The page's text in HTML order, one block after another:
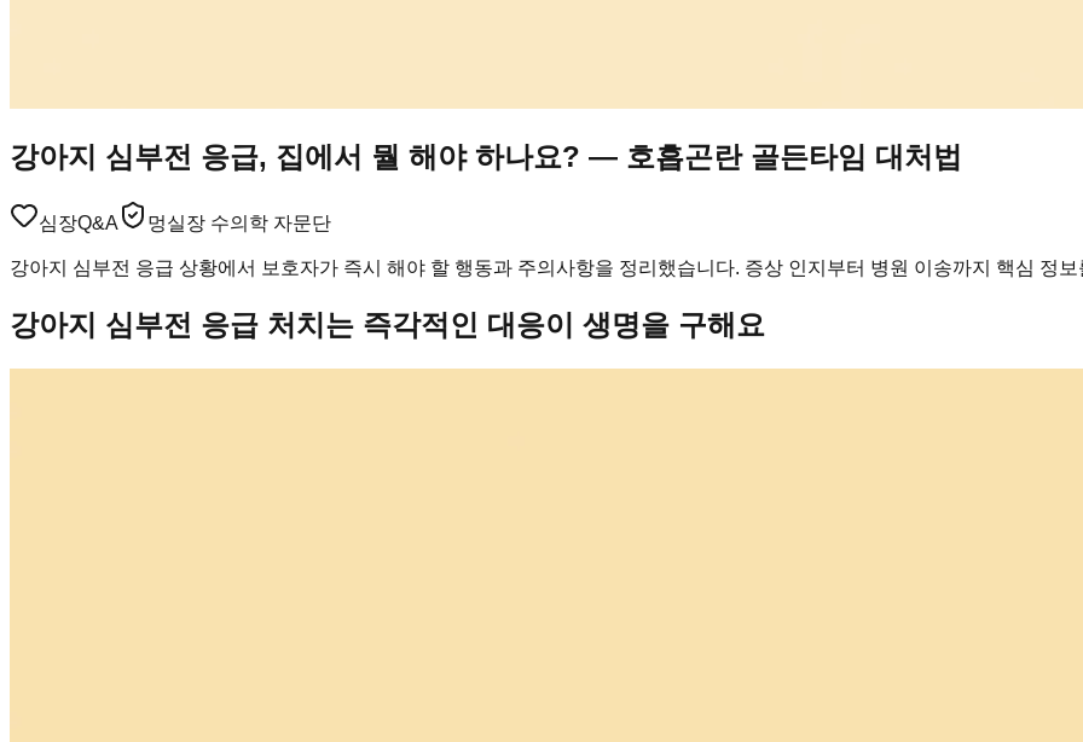
강아지 심부전 응급, 집에서 뭘 해야 하나요? — 호흡곤란 골든타임 대처법
심장Q&A 멍실장 수의학 자문단
강아지 심부전 응급 상황에서 보호자가 즉시 해야 할 행동과 주의사항을 정리했습니다. 증상 인지부터 병원 이송까지 핵심 정
강아지 심부전 응급 처치는 즉각적인 대응이 생명을 구해요